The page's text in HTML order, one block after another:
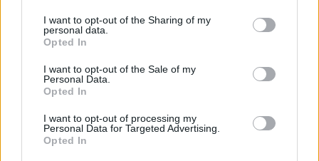
not limited to your visit or usage behaviour. You may click to
grant or deny consent to Google and its third-party tags to
use your data for below specified purposes in below Google
consent section.
I want to opt-out of the Sharing of my
personal data.
Opted In
I want to opt-out of the Sale of my
Personal Data.
Opted In
I want to opt-out of processing my
Personal Data for Targeted Advertising.
Opted In
Γερμανία: Συνελήφθη 31χρονος για τρεις
ανθρωποκτονίες μελών της greek mafia
Έφυγε από τη ζωή η Χριστίνα Πιτουρά,
πρώην σύζυγος του Βασίλη Χιώτη
Δεν ήταν μόνο η ταχύτητα που οδήγησε
στο τροχαίο στις Σέρρες με νεκρούς μητέρα
και γιο - «Ίσως κάτι απέσπασε την προσοχή
του οδηγού» λέει πραγματογνώμονας